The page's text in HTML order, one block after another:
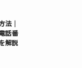
法｜
話番
解説